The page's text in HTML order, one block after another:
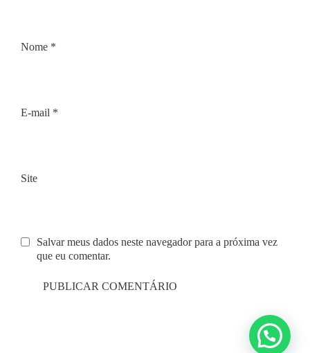
Nome *
E-mail *
Site
Salvar meus dados neste navegador para a próxima vez
que eu comentar.